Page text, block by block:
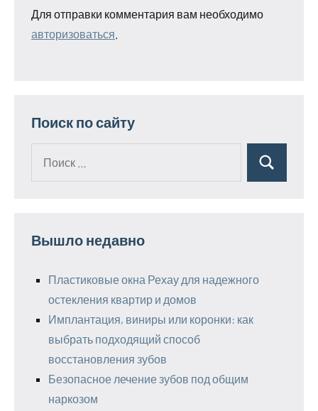
Для отправки комментария вам необходимо
авторизоваться
Поиск по сайту
Поиск
Вышло недавно
Пластиковые окна Рехау для надежного
остекления квартир и домов
Имплантация, виниры или коронки: как
выбрать подходящий способ
восстановления зубов
Безопасное лечение зубов под общим
наркозом